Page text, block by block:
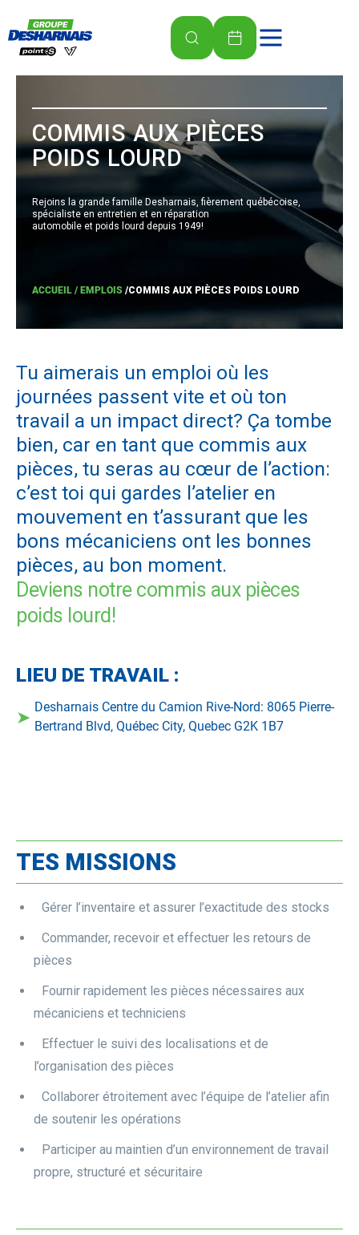
COMMIS AUX PIÈCES
POIDS LOURD
Rejoins la grande famille Desharnais, fièrement québécoise,
spécialiste en entretien et en réparation
automobile et poids lourd depuis 1949!
ACCUEIL / EMPLOIS /COMMIS AUX PIÈCES POIDS LOURD
Tu aimerais un emploi où les
journées passent vite et où ton
travail a un impact direct? Ça tombe
bien, car en tant que commis aux
pièces, tu seras au cœur de l’action:
c’est toi qui gardes l’atelier en
mouvement en t’assurant que les
bons mécaniciens ont les bonnes
pièces, au bon moment.
Deviens notre commis aux pièces
poids lourd!
LIEU DE TRAVAIL :
➤ Desharnais Centre du Camion Rive-Nord: 8065 Pierre-
Bertrand Blvd, Québec City, Quebec G2K 1B7
TES MISSIONS
Gérer l’inventaire et assurer l’exactitude des stocks
Commander, recevoir et effectuer les retours de
pièces
Fournir rapidement les pièces nécessaires aux
mécaniciens et techniciens
Effectuer le suivi des localisations et de
l’organisation des pièces
Collaborer étroitement avec l’équipe de l’atelier afin
de soutenir les opérations
Participer au maintien d’un environnement de travail
propre, structuré et sécuritaire